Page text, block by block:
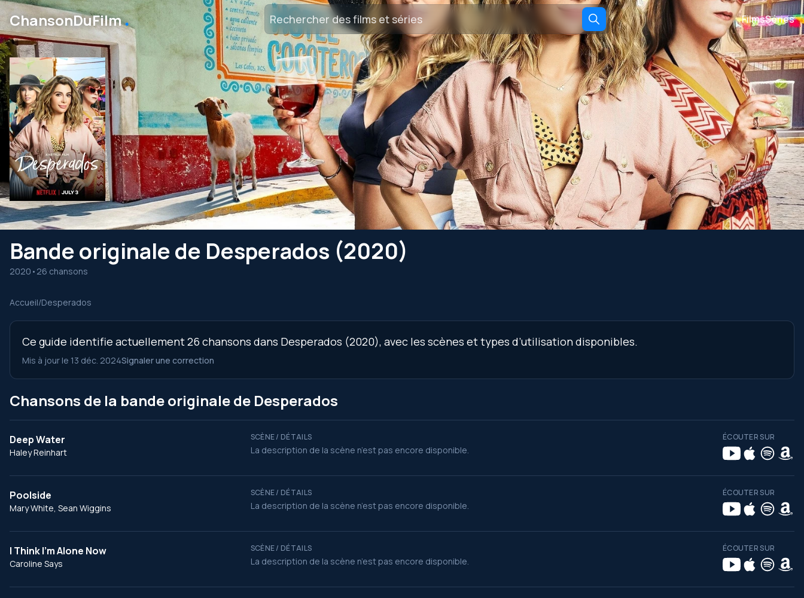
ChansonDuFilm․ FilmsSéries
Bande originale de Desperados (2020)
2020 • 26 chansons
Accueil/Desperados
Ce guide identifie actuellement 26 chansons dans Desperados (2020), avec les scènes et types d’utilisation disponibles.
Mis à jour le 13 déc. 2024Signaler une correction
Chansons de la bande originale de Desperados
Deep Water
Haley Reinhart
SCÈNE / DÉTAILS
La description de la scène n’est pas encore disponible.
ÉCOUTER SUR
Poolside
Mary White, Sean Wiggins
SCÈNE / DÉTAILS
La description de la scène n’est pas encore disponible.
ÉCOUTER SUR
I Think I'm Alone Now
Caroline Says
SCÈNE / DÉTAILS
La description de la scène n’est pas encore disponible.
ÉCOUTER SUR